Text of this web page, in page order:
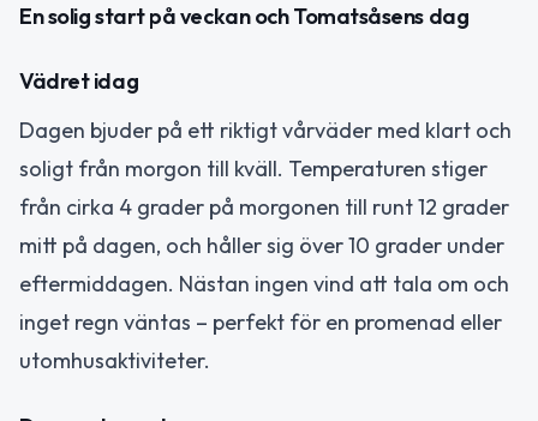
En solig start på veckan och Tomatsåsens dag
Vädret idag
Dagen bjuder på ett riktigt vårväder med klart och
soligt från morgon till kväll. Temperaturen stiger
från cirka 4 grader på morgonen till runt 12 grader
mitt på dagen, och håller sig över 10 grader under
eftermiddagen. Nästan ingen vind att tala om och
inget regn väntas – perfekt för en promenad eller
utomhusaktiviteter.